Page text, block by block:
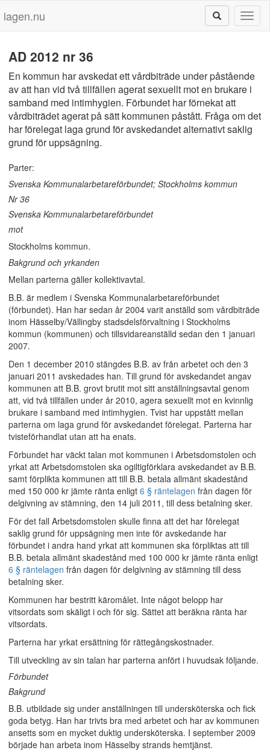
lagen.nu
AD 2012 nr 36
En kommun har avskedat ett vårdbiträde under påstående
av att han vid två tillfällen agerat sexuellt mot en brukare i
samband med intimhygien. Förbundet har förnekat att
vårdbiträdet agerat på sätt kommunen påstått. Fråga om det
har förelegat laga grund för avskedandet alternativt saklig
grund för uppsägning.
Parter:
Svenska Kommunalarbetareförbundet; Stockholms kommun
Nr 36
Svenska Kommunalarbetareförbundet
mot
Stockholms kommun.
Bakgrund och yrkanden
Mellan parterna gäller kollektivavtal.
B.B. är medlem i Svenska Kommunalarbetareförbundet
(förbundet). Han har sedan år 2004 varit anställd som vårdbiträde
inom Hässelby/Vällingby stadsdelsförvaltning i Stockholms
kommun (kommunen) och tillsvidareanställd sedan den 1 januari
2007.
Den 1 december 2010 stängdes B.B. av från arbetet och den 3
januari 2011 avskedades han. Till grund för avskedandet angav
kommunen att B.B. grovt brutit mot sitt anställningsavtal genom
att, vid två tillfällen under år 2010, agera sexuellt mot en kvinnlig
brukare i samband med intimhygien. Tvist har uppstått mellan
parterna om laga grund för avskedandet förelegat. Parterna har
tvisteförhandlat utan att ha enats.
Förbundet har väckt talan mot kommunen i Arbetsdomstolen och
yrkat att Arbetsdomstolen ska ogiltigförklara avskedandet av B.B.
samt förplikta kommunen att till B.B. betala allmänt skadestånd
med 150 000 kr jämte ränta enligt 6 § räntelagen från dagen för
delgivning av stämning, den 14 juli 2011, till dess betalning sker.
För det fall Arbetsdomstolen skulle finna att det har förelegat
saklig grund för uppsägning men inte för avskedande har
förbundet i andra hand yrkat att kommunen ska förpliktas att till
B.B. betala allmänt skadestånd med 100 000 kr jämte ränta enligt
6 § räntelagen från dagen för delgivning av stämning till dess
betalning sker.
Kommunen har bestritt käromålet. Inte något belopp har
vitsordats som skäligt i och för sig. Sättet att beräkna ränta har
vitsordats.
Parterna har yrkat ersättning för rättegångskostnader.
Till utveckling av sin talan har parterna anfört i huvudsak följande.
Förbundet
Bakgrund
B.B. utbildade sig under anställningen till undersköterska och fick
goda betyg. Han har trivts bra med arbetet och har av kommunen
ansetts som en mycket duktig undersköterska. I september 2009
började han arbeta inom Hässelby strands hemtjänst.